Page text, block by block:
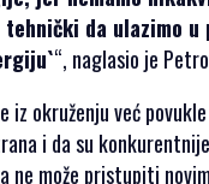
da ulazimo u
“, naglasio je
iz okruženju već
i da su
ne može pristupiti